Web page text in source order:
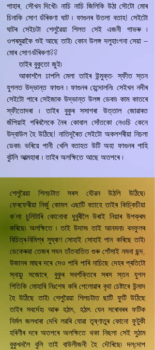
পাহাৰ, সৌখন দিখৌ৷ নাচি নাচি জিলিকি উঠা সৌটো মোৰ
চিনাকি সোণ ডঁৰিকণা ঘাট ৷ ফাগুনৰ উতলা বতাহ! সেইটো
ঘাটৰ সেইচটা শেলুৱৈয়া শিলত সেই এজনী গাভৰু ৷
ওপৰমুৱাকৈ শুই আছে তাই৷ কোন উলঙ্গ দলুহাংগনা সেয়া –
মোৰ সোণ-ডঁৰিকণা??
তাইৰ বুকুতো জুই৷
আকাশলৈ ঢাপলি মেলা তাইৰ উন্মুক্ত- স্ফীত স্তন
যুগলত উদ্ভান্ত ফাগুন ৷ ফাগুনৰ হেন্দোলনি৷ সেইখন নদীৰ
সেইটো পাৰে সেইজাক উদ্ভান্ত উলঙ্গ ডেকা৷ কাম কাতৰে
স্ফীতোদৰা ৷ তাইৰ বুকুৰ সসাগৰা উত্তাল জোৱাৰত
জঁপিয়াই পৰিবলৈকে নৈৰ কোবাল সোঁতকো নেওচি কেনে
উদ্বাউল হৈ উঠিছে! নাতিদূৰৈত সেইটো অকলশৰীয়া নিচলা
ডেকা৷ ভৰিয়ে পানী খেলি বতাহত উটি অহা ফাগুনৰ পাহি
বুটলি আত্মহাৰা ৷ তাইৰ অলক্ষিতে আছে অতপৰে ৷
শেলুৱৈয়া শিলচটাত সৰস যৌৱন উঠলি উঠিছে৷
ফেৰফেৰীয়া নিৰ্জু কোমল এছাটি বতাহে তাইৰ কিচ্কিচীয়া
ক’লা চুলিটাৰি কোনোবা ধুবুৰীলৈ উৰাই নিয়াৰ উপক্ৰম
কৰিছে৷ অলক্ষিতে ৷ তাই উদাস৷ তাই আনমনা৷ বনফুলৰ
বিচিত্ৰ-বিমিশ্ৰ সুঘ্ৰাণ সোহাই সোহাই পান কৰিছে তাই৷
ডেকেৰুৱা তেজৰ সঘন তাঁতবাতিত গুৰু গোঁসাই নমনা ছন্দ,
উজানৰ মাছৰ দৰে দেও পাৰি পাৰি নাচিছে দেহৰ প্ৰতিটো
স্নায়ু৷ সজোৰে, বুকুৰ সবৰ্শক্তিৰে সৰস স্তন যুগল
পিতিকি মোহাৰি নিঃশেষ কৰি পেলোৱাৰ বৃথা চেষ্টাৰে উন্মাদ
হৈ উঠিছে তাই৷ শেলুৱৈয়া শিলচটাত ছাটি ফুটি উঠিছে
তাইৰ সবৰ্দেহ৷ আৰু হঠাৎ, হঠাৎ যেন সৰোবৰৰ ফটিক
নিৰ্মল জলধাৰা দেখি লৱৰি যোৱা তৃষ্ণাতুৰ কোনো ফুটুকী
হৰিণীৰ দৰে অতপৰে অলক্ষিতে থকা নিছলা সেই সুঠাম
বুকুখনলৈ বুলি তাই বাউলীজনী হৈ দৌৰিছে৷ দল্‌দোপ